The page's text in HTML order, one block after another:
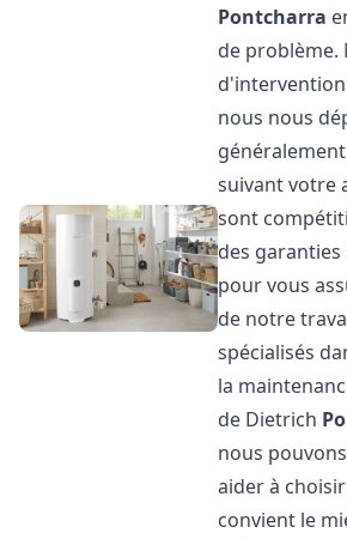
Pontcharra
de problème.
nous nous
suivant votre
sont
des garanties
pour vous
de notre
spécialisés
la
de Dietrich
nous
aider à
convient le